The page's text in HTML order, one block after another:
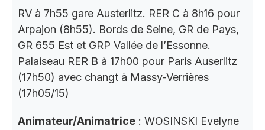
RV à 7h55 gare Austerlitz. RER C à 8h16 pour
Arpajon (8h55). Bords de Seine, GR de Pays,
GR 655 Est et GRP Vallée de l’Essonne.
Palaiseau RER B à 17h00 pour Paris Auserlitz
(17h50) avec changt à Massy-Verrières
(17h05/15)
Animateur/Animatrice : WOSINSKI Evelyne